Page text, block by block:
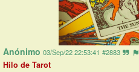
Anónimo 03/Sep/22 22:53:41 #2883
Hilo de Tarot